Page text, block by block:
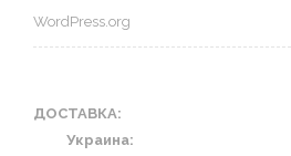
WordPress.org
ДОСТАВКА:
Украина: